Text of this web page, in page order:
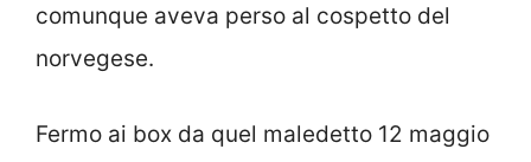
comunque aveva perso al cospetto del
norvegese.
Fermo ai box da quel maledetto 12 maggio